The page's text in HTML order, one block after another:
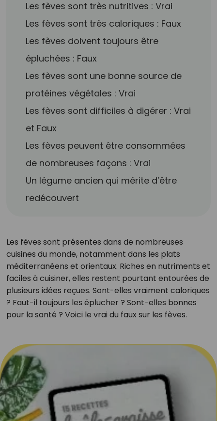
Les fèves sont très nutritives : Vrai
Les fèves sont très caloriques : Faux
Les fèves doivent toujours être
épluchées : Faux
Les fèves sont une bonne source de
protéines végétales : Vrai
Les fèves sont difficiles à digérer : Vrai
et Faux
Les fèves peuvent être consommées
de nombreuses façons : Vrai
Un légume ancien qui mérite d’être
redécouvert
Les fèves sont présentes dans de nombreuses
cuisines du monde, notamment dans les plats
méditerranéens et orientaux. Riches en nutriments et
faciles à cuisiner, elles restent pourtant entourées de
plusieurs idées reçues. Sont-elles vraiment caloriques
? Faut-il toujours les éplucher ? Sont-elles bonnes
pour la santé ? Voici le vrai du faux sur les fèves.